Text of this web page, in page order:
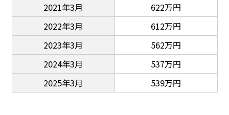
2021年3月
622万円
2022年3月
612万円
2023年3月
562万円
2024年3月
537万円
2025年3月
539万円